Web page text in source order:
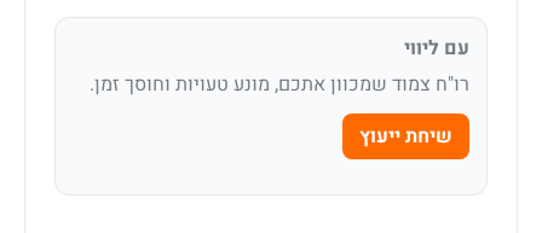
עם ליווי
רו"ח צמוד שמכוון אתכם, מונע טעויות וחוסך זמן.
שיחת ייעוץ